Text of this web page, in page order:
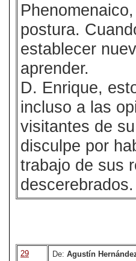
postura.
establecer
aprender.
D. Enrique,
incluso a las
visitantes de
disculpe por
trabajo de sus
29 De: Agustín